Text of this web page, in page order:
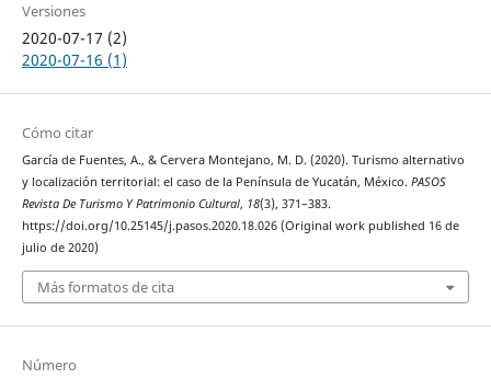
Versiones
2020-07-17 (2)
2020-07-16 (1)
Cómo citar
García de Fuentes, A., & Cervera Montejano, M. D. (2020). Turismo alternativo
y localización territorial: el caso de la Península de Yucatán, México. PASOS
Revista De Turismo Y Patrimonio Cultural, 18(3), 371–383.
https://doi.org/10.25145/j.pasos.2020.18.026 (Original work published 16 de
julio de 2020)
Más formatos de cita
Número